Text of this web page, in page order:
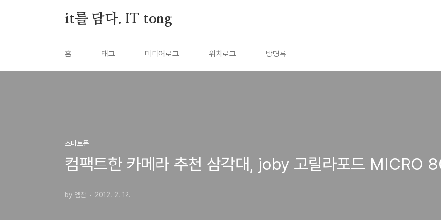
it를 담다. IT tong
홈 태그 미디어로그 위치로그 방명록
스마트폰
컴팩트한 카메라 추천 삼각대, joby 고릴라포드 MICRO
by 엠찬 2012. 2. 12.